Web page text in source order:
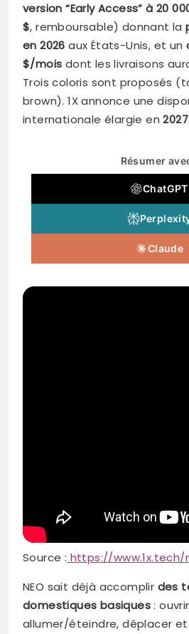
version “Early Access” à 20
$, remboursable) donnant la
en 2026 aux États-Unis, et un
$/mois dont les livraisons
Trois coloris sont proposés
brown). 1X annonce une
internationale élargie en2027.
Résumer
ChatGPT
Claude
Source : https://www.1x.tech/
NEO sait déjà accomplir des
domestiques basiques:
allumer/éteindre, déplacer